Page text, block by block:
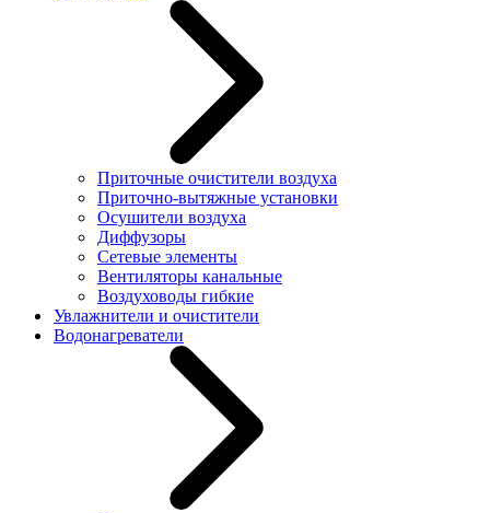
Приточные очистители воздуха
Приточно-вытяжные установки
Осушители воздуха
Диффузоры
Сетевые элементы
Вентиляторы канальные
Воздуховоды гибкие
Увлажнители и очистители
Водонагреватели